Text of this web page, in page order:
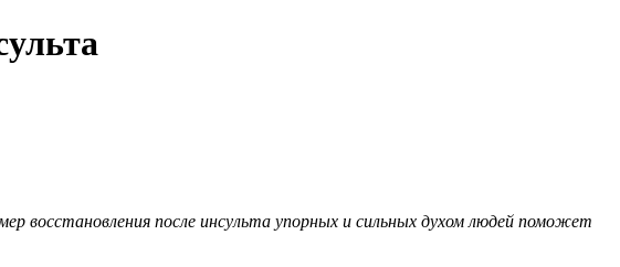
восстановления после инсульта упорных и сильных духом людей поможет